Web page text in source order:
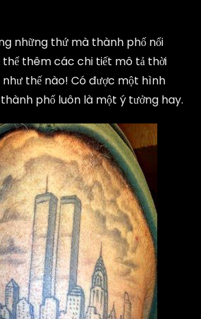
những thứ mà thành phố nổi
thể thêm các chi tiết mô tả thời
như thế nào! Có được một hình
phố luôn là một ý tưởng hay.